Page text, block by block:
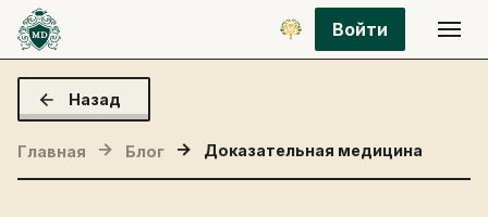
Войти
Назад
Главная Блог Доказательная медицина